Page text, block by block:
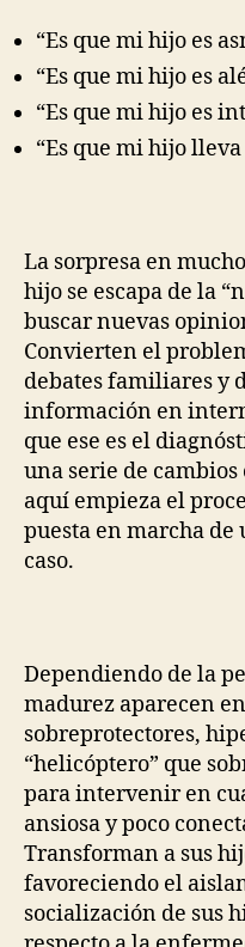
“Es que mi hijo es
“Es que mi hijo es
“Es que mi hijo es
“Es que mi hijo lleva
La sorpresa en
hijo se escapa de la
buscar nuevas
Convierten el
debates familiares y
información en
que ese es el
una serie de
aquí empieza el
puesta en marcha de
caso.
Dependiendo de la
madurez aparecen
sobreprotectores,
“helicóptero” que
para intervenir en
ansiosa y poco
Transforman a sus
favoreciendo el
socialización de sus